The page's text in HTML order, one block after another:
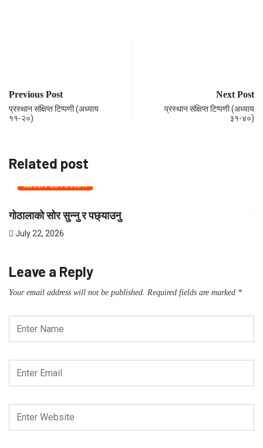
Previous Post
प्रस्थान संक्षिप्त टिप्पणी (अध्याय
११-२०)
Next Post
प्रस्थान संक्षिप्त टिप्पणी (अध्याय
३१-४०)
Related post
SHORT DEVOTION
गोठालाको सोर सुन्नु र पछ्याउनु
July 22, 2026
Leave a Reply
Your email address will not be published. Required fields are marked *